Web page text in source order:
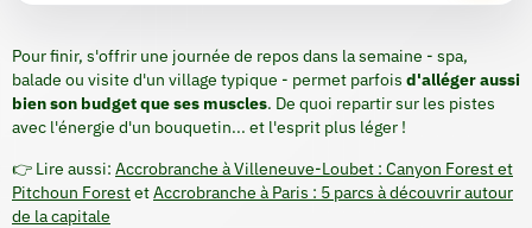
Pour finir, s'offrir une journée de repos dans la semaine - spa,
balade ou visite d'un village typique - permet parfois d'alléger aussi
bien son budget que ses muscles. De quoi repartir sur les pistes
avec l'énergie d'un bouquetin... et l'esprit plus léger !
👉 Lire aussi: Accrobranche à Villeneuve-Loubet : Canyon Forest et
Pitchoun ForestetAccrobranche à Paris : 5 parcs à découvrir autour
de la capitale